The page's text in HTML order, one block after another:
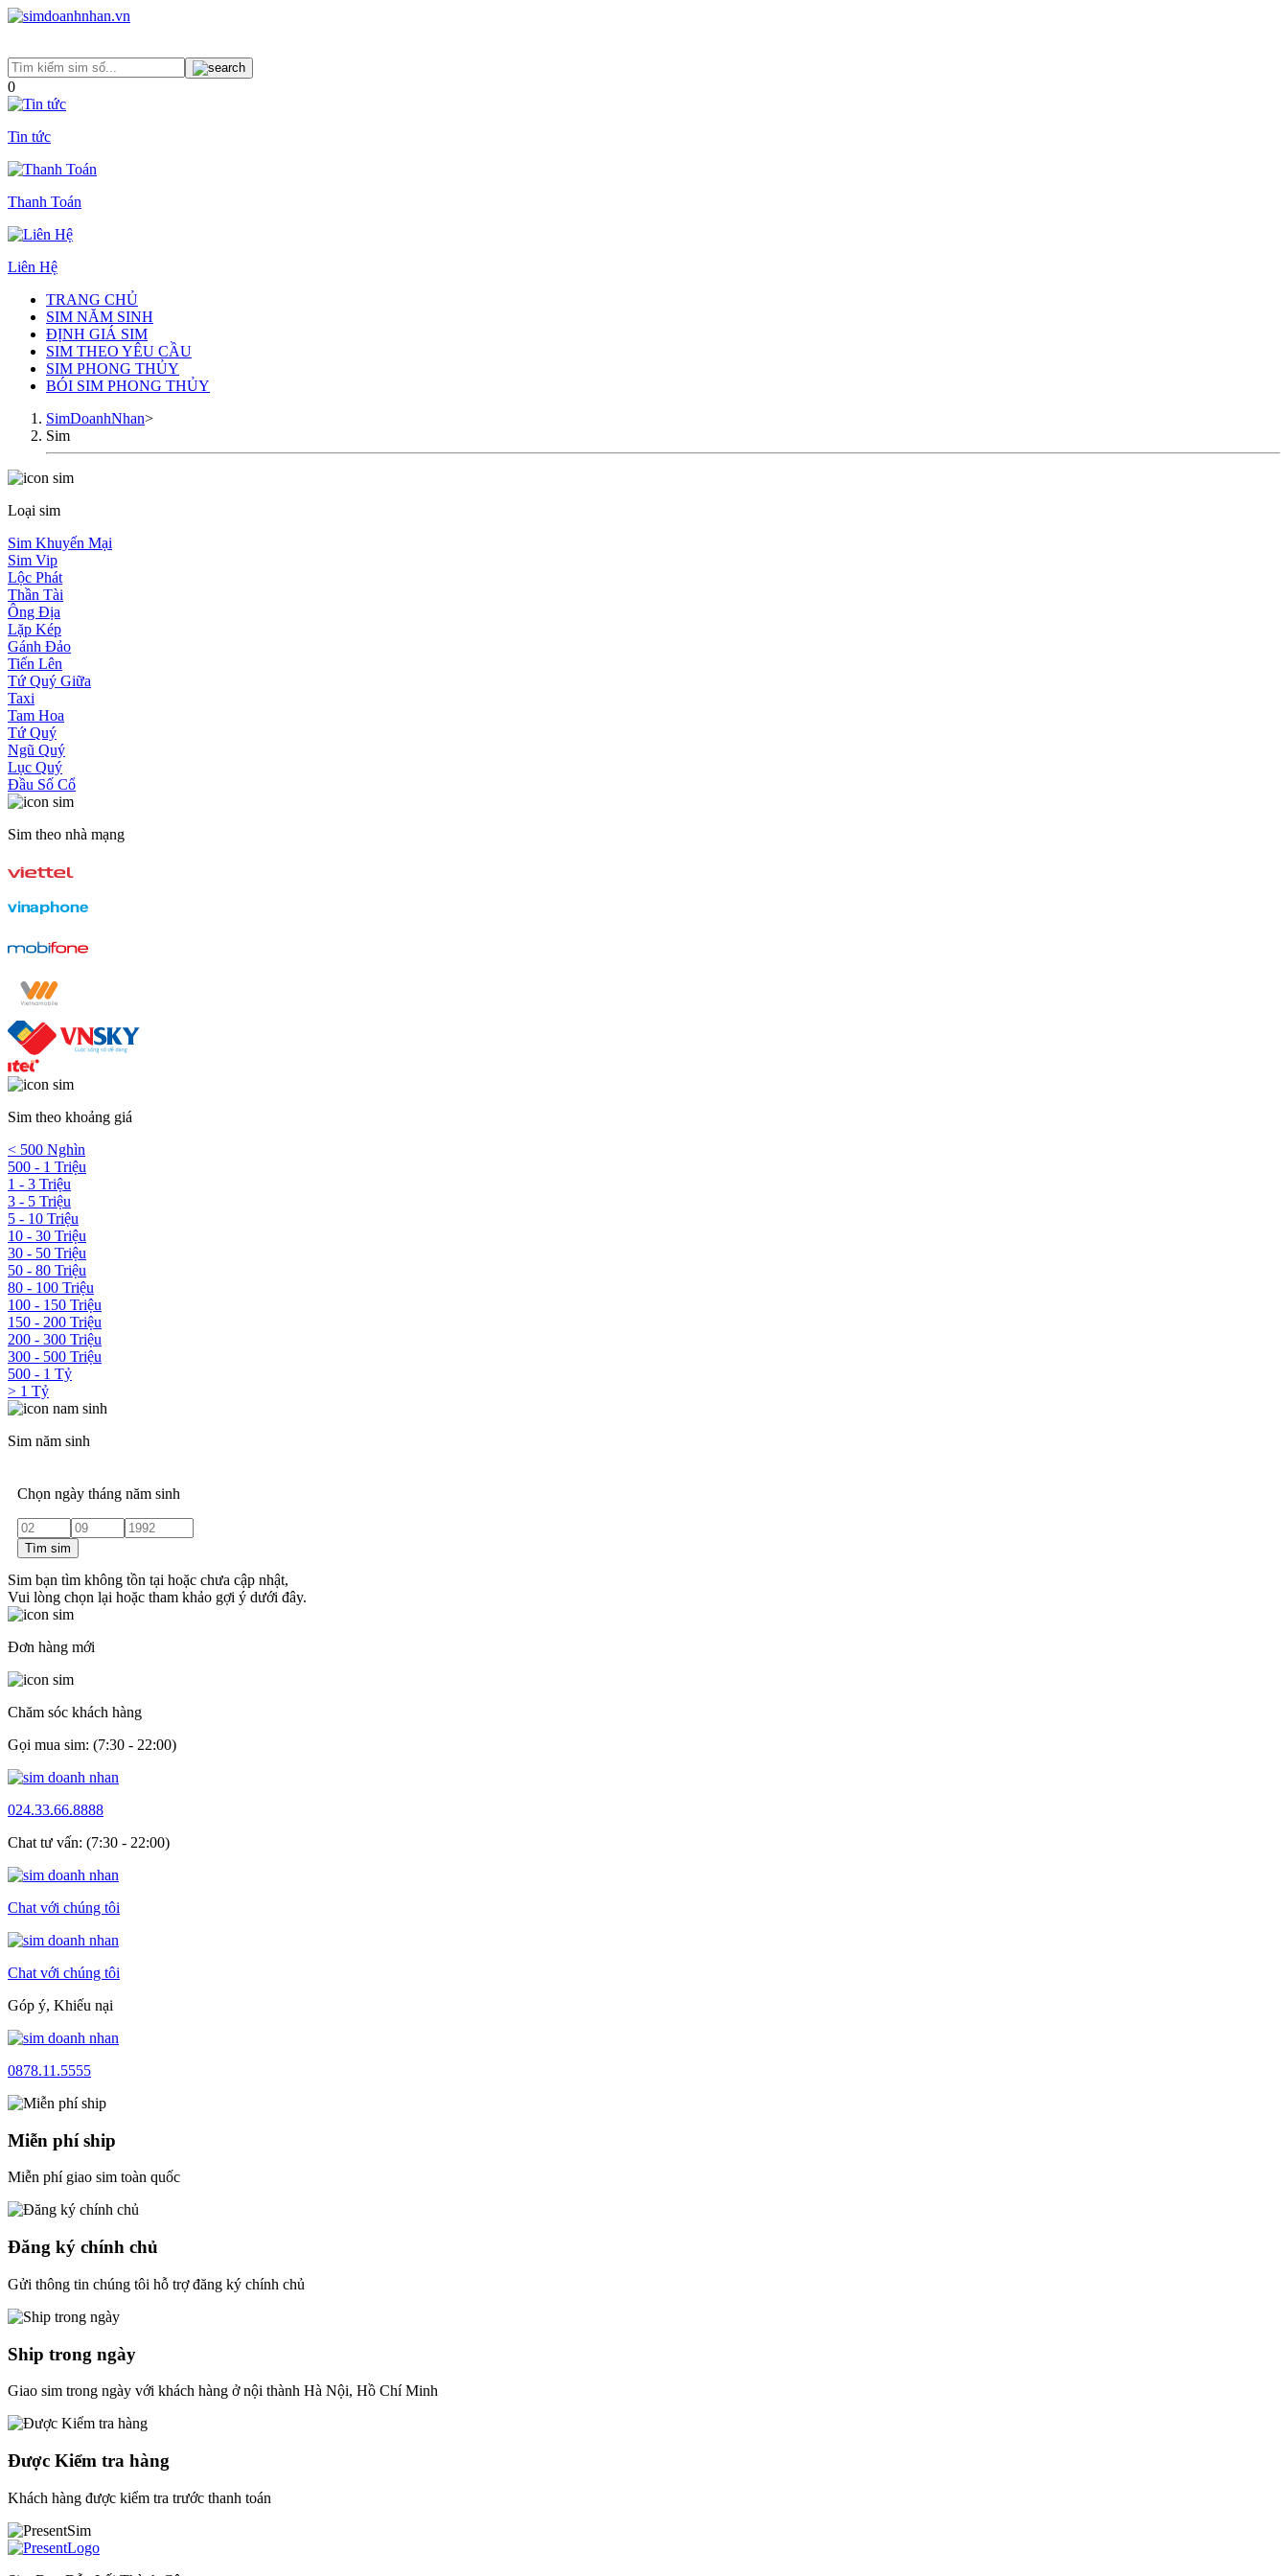
0
Tin tức
Thanh Toán
Liên Hệ
TRANG CHỦ
SIM NĂM SINH
ĐỊNH GIÁ SIM
SIM THEO YÊU CẦU
SIM PHONG THỦY
BÓI SIM PHONG THỦY
SimDoanhNhan>
Sim
Loại sim
Sim Khuyến Mại
Sim Vip
Lộc Phát
Thần Tài
Ông Địa
Lặp Kép
Gánh Đảo
Tiến Lên
Tứ Quý Giữa
Taxi
Tam Hoa
Tứ Quý
Ngũ Quý
Lục Quý
Đầu Số Cổ
Sim theo nhà mạng
Sim theo khoảng giá
< 500 Nghìn
500 - 1 Triệu
1 - 3 Triệu
3 - 5 Triệu
5 - 10 Triệu
10 - 30 Triệu
30 - 50 Triệu
50 - 80 Triệu
80 - 100 Triệu
100 - 150 Triệu
150 - 200 Triệu
200 - 300 Triệu
300 - 500 Triệu
500 - 1 Tỷ
> 1 Tỷ
Sim năm sinh
Chọn ngày tháng năm sinh
Tìm sim
Sim bạn tìm không tồn tại hoặc chưa cập nhật,
Vui lòng chọn lại hoặc tham khảo gợi ý dưới đây.
Đơn hàng mới
Chăm sóc khách hàng
Gọi mua sim: (7:30 - 22:00)
024.33.66.8888
Chat tư vấn: (7:30 - 22:00)
Chat với chúng tôi
Chat với chúng tôi
Góp ý, Khiếu nại
0878.11.5555
Miễn phí ship
Miễn phí giao sim toàn quốc
Đăng ký chính chủ
Gửi thông tin chúng tôi hỗ trợ đăng ký chính chủ
Ship trong ngày
Giao sim trong ngày với khách hàng ở nội thành Hà Nội, Hồ Chí Minh
Được Kiểm tra hàng
Khách hàng được kiểm tra trước thanh toán